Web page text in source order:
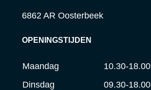
6862 AR Oosterbeek
OPENINGSTIJDEN
Maandag
10.30-18.00
Dinsdag
09.30-18.00